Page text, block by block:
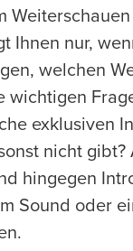
Ihnen nur,
welchen
wichtigen
exklusiven
nicht
hingegen
Sound oder